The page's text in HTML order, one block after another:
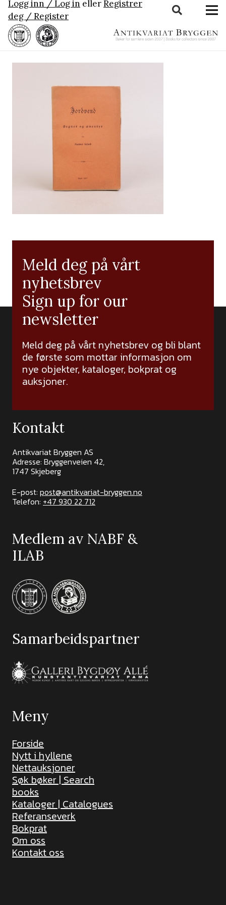
Logg inn / Log in ellerRegistrer
deg / Register
Meld deg på vårt
nyhetsbrev
Sign up for our
newsletter
Meld deg på vårt nyhetsbrev og bli blant
de første som mottar informasjon om
nye objekter, kataloger, bokprat og
auksjoner.
Kontakt
Antikvariat Bryggen AS
Adresse: Bryggenveien 42,
1747 Skjeberg
E-post: post@antikvariat-bryggen.no
Telefon: +47 930 22 712
Medlem av NABF &
ILAB
Samarbeidspartner
Meny
Forside
Nytt i hyllene
Nettauksjoner
Søk bøker | Search
books
Kataloger | Catalogues
Referanseverk
Bokprat
Om oss
Kontakt oss